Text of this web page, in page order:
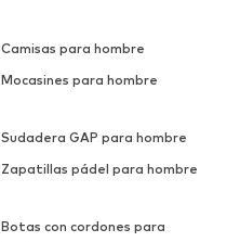
Camisas para hombre
Mocasines para hombre
Sudadera GAP para hombre
Zapatillas pádel para hombre
Botas con cordones para